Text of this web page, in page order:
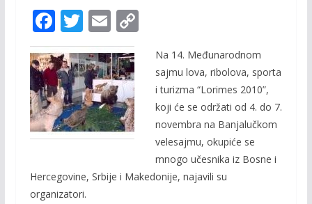
F
ac
e
b
o
o
T
w
itt
er
E
m
ai
l
C
Li
Na 14. Međunarodnom
sajmu lova, ribolova, sporta
i turizma “Lorimes 2010”,
koji će se održati od 4. do 7.
novembra na Banjalučkom
velesajmu, okupiće se
mnogo učesnika iz Bosne i
Hercegovine, Srbije i Makedonije, najavili su
organizatori.